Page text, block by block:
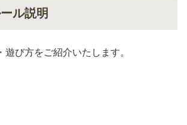
ル説明
遊び方をご紹介いたします。